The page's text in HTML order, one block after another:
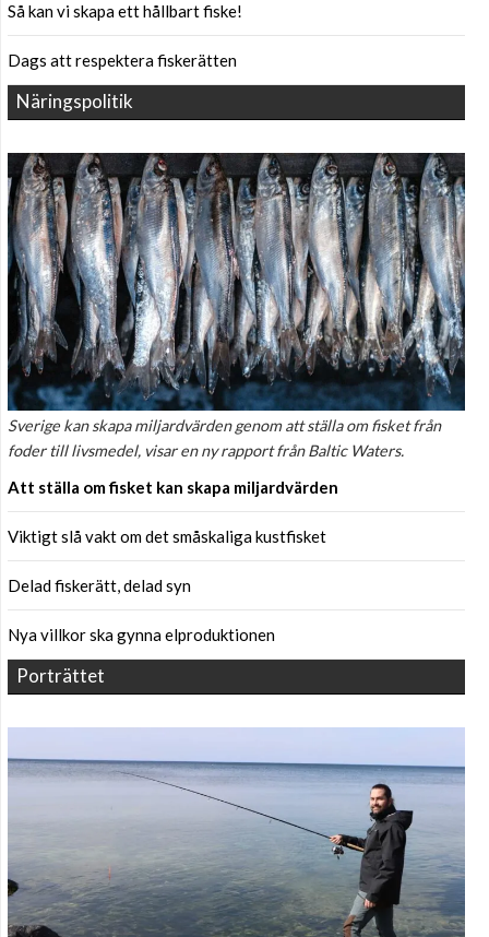
Så kan vi skapa ett hållbart fiske!
Dags att respektera fiskerätten
Näringspolitik
Sverige kan skapa miljardvärden genom att ställa om fisket från
foder till livsmedel, visar en ny rapport från Baltic Waters.
Att ställa om fisket kan skapa miljardvärden
Viktigt slå vakt om det småskaliga kustfisket
Delad fiskerätt, delad syn
Nya villkor ska gynna elproduktionen
Porträttet